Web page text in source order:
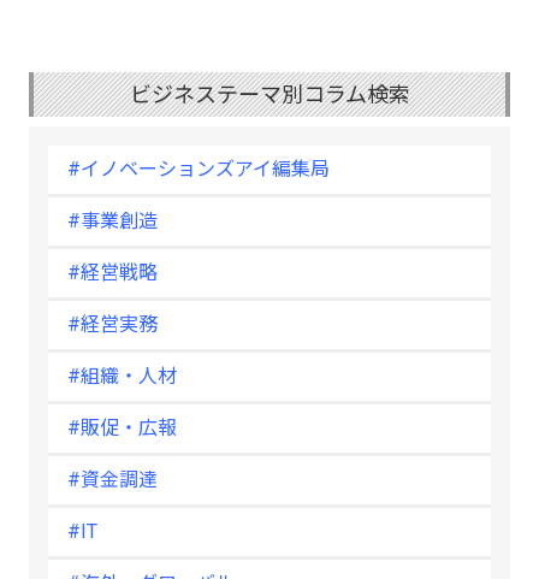
ビジネステーマ別コラム検索
#イノベーションズアイ編集局
#事業創造
#経営戦略
#経営実務
#組織・人材
#販促・広報
#資金調達
#IT